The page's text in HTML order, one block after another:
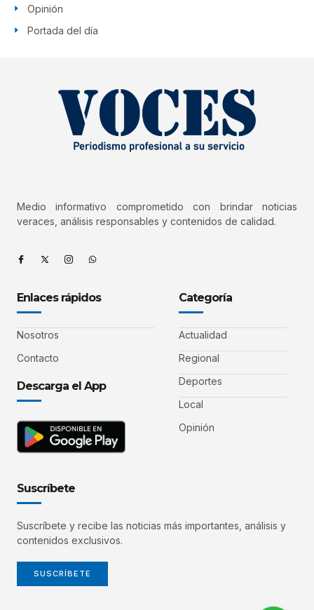
Opinión
Portada del día
Medio informativo comprometido con brindar noticias
veraces, análisis responsables y contenidos de calidad.
Enlaces rápidos
Nosotros
Contacto
Descarga el App
Categoría
Actualidad
Regional
Deportes
Local
Opinión
Suscríbete
Suscríbete y recibe las noticias más importantes, análisis y
contenidos exclusivos.
SUSCRÍBETE